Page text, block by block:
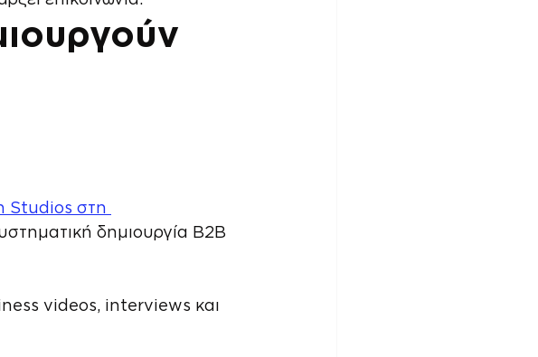
Studios στη
δημιουργία B2B
videos, interviews και